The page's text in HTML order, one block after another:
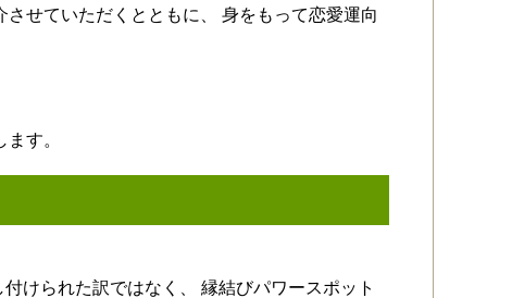
せていただくとともに、 身をもって恋愛運向
す。
けられた訳ではなく、 縁結びパワースポット